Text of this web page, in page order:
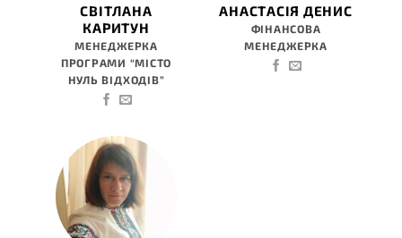
СВІТЛАНА
КАРИТУН
МЕНЕДЖЕРКА
ПРОГРАМИ “МІСТО
НУЛЬ ВІДХОДІВ”
АНАСТАСІЯ ДЕНИС
ФІНАНСОВА
МЕНЕДЖЕРКА